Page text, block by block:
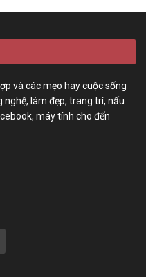
và các mẹo hay cuộc sống
làm đẹp, trang trí, nấu
máy tính cho đến